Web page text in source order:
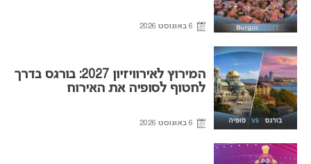
6 באוגוסט 2026
המירוץ לאירוויזיון 2027: בורגס בדרך
לחטוף לסופיה את האירוח
6 באוגוסט 2026